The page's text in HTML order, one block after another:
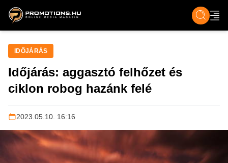
ZENE, FILM & KULT ÉLET TECH &
IDŐJÁRÁS
Időjárás: aggasztó felhőzet és
ciklon robog hazánk felé
2023.05.10. 16:16